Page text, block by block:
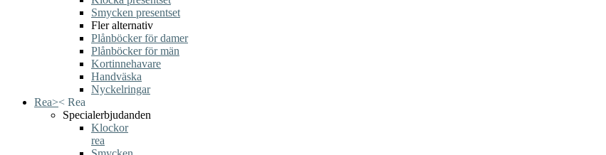
Smycken presentset
Fler alternativ
Plånböcker för damer
Plånböcker för män
Kortinnehavare
Handväska
Nyckelringar
Rea>< Rea
Specialerbjudanden
Klockor
rea